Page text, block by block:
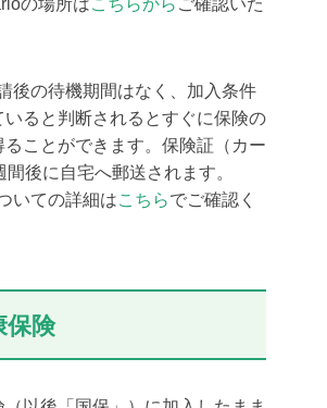
の場所はこちらから ご確認いた
後の待機期間はなく、加入条件
いると判断されるとすぐに保険の
ことができます。保険証（カー
間後に自宅へ郵送されます。
いての詳細はこちらでご確認く
保険